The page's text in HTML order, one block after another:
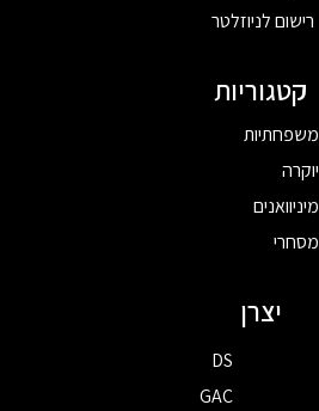
רישום לניוזלטר
קטגוריות
משפחתיות
יוקרה
מיניוואנים
מסחרי
יצרן
DS
GAC